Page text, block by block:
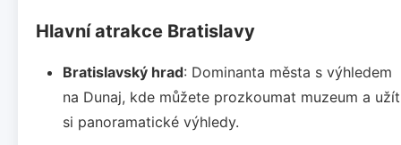
Hlavní atrakce Bratislavy
Bratislavský hrad: Dominanta města s výhledem
na Dunaj, kde můžete prozkoumat muzeum a užít
si panoramatické výhledy.